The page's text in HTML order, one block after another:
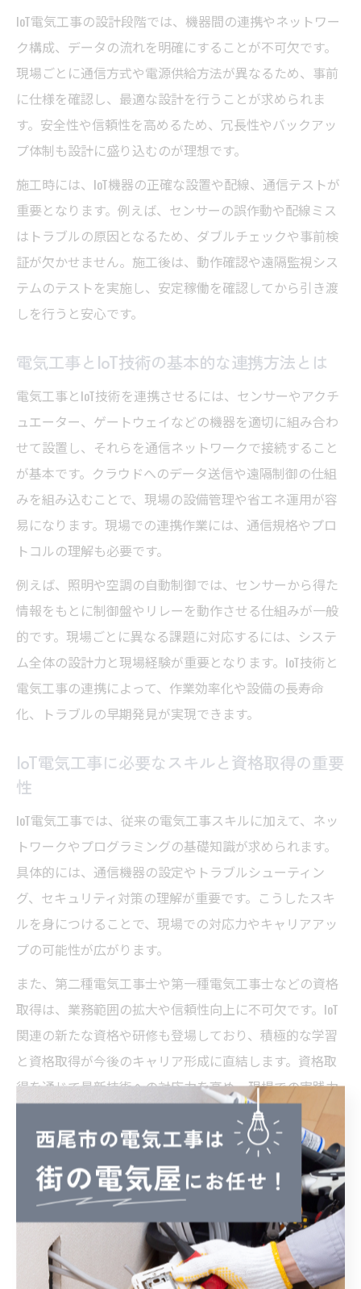
IoT電気工事の設計段階では、機器間の連携やネットワー
ク構成、データの流れを明確にすることが不可欠です。
現場ごとに通信方式や電源供給方法が異なるため、事前
に仕様を確認し、最適な設計を行うことが求められま
す。安全性や信頼性を高めるため、冗長性やバックアッ
プ体制も設計に盛り込むのが理想です。
施工時には、IoT機器の正確な設置や配線、通信テストが
重要となります。例えば、センサーの誤作動や配線ミス
はトラブルの原因となるため、ダブルチェックや事前検
証が欠かせません。施工後は、動作確認や遠隔監視シス
テムのテストを実施し、安定稼働を確認してから引き渡
しを行うと安心です。
電気工事とIoT技術の基本的な連携方法とは
電気工事とIoT技術を連携させるには、センサーやアクチ
ュエーター、ゲートウェイなどの機器を適切に組み合わ
せて設置し、それらを通信ネットワークで接続すること
が基本です。クラウドへのデータ送信や遠隔制御の仕組
みを組み込むことで、現場の設備管理や省エネ運用が容
易になります。現場での連携作業には、通信規格やプロ
トコルの理解も必要です。
例えば、照明や空調の自動制御では、センサーから得た
情報をもとに制御盤やリレーを動作させる仕組みが一般
的です。現場ごとに異なる課題に対応するには、システ
ム全体の設計力と現場経験が重要となります。IoT技術と
電気工事の連携によって、作業効率化や設備の長寿命
化、トラブルの早期発見が実現できます。
IoT電気工事に必要なスキルと資格取得の重要
性
IoT電気工事では、従来の電気工事スキルに加えて、ネッ
トワークやプログラミングの基礎知識が求められます。
具体的には、通信機器の設定やトラブルシューティン
グ、セキュリティ対策の理解が重要です。こうしたスキ
ルを身につけることで、現場での対応力やキャリアアッ
プの可能性が広がります。
また、第二種電気工事士や第一種電気工事士などの資格
取得は、業務範囲の拡大や信頼性向上に不可欠です。IoT
関連の新たな資格や研修も登場しており、積極的な学習
と資格取得が今後のキャリア形成に直結します。資格取
得を通じて最新技術への対応力を高め、現場での実践力
電気工事士がIoT導入で変わる働き
方
IoT導入で変化する電気工事士の働き方と新常